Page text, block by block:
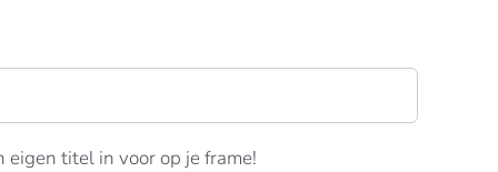
titel in voor op je frame!